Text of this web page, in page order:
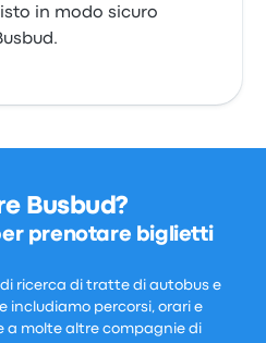
in modo sicuro
Busbud?
prenotare biglietti
ricerca di tratte di autobus e
includiamo percorsi, orari e
a molte altre compagnie di